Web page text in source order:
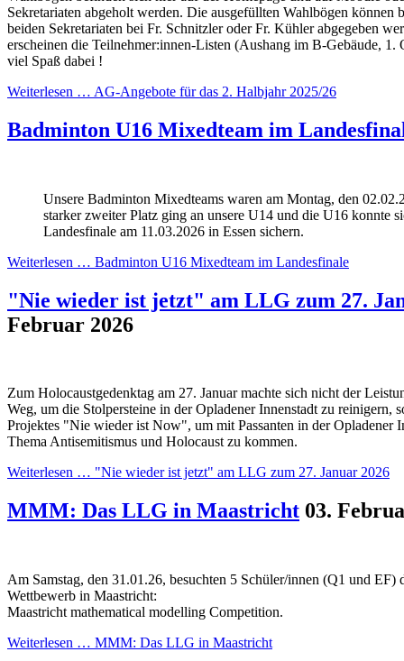
Sekretariaten abgeholt werden. Die ausgefüllten Wahlbögen können
beiden Sekretariaten bei Fr. Schnitzler oder Fr. Kühler abgegeben
erscheinen die Teilnehmer:innen-Listen (Aushang im B-Gebäude,
viel Spaß dabei !
Weiterlesen … AG-Angebote für das 2. Halbjahr 2025/26
Badminton U16 Mixedteam im
Unsere Badminton Mixedteams waren am Montag, den
starker zweiter Platz ging an unsere U14 und die U16 konnte
Landesfinale am 11.03.2026 in Essen sichern.
Weiterlesen … Badminton U16 Mixedteam im Landesfinale
"Nie wieder ist jetzt" am LLG zum 27.
Februar 2026
Zum Holocaustgedenktag am 27. Januar machte sich nicht der
Weg, um die Stolpersteine in der Opladener Innenstadt zu reinigern,
Projektes "Nie wieder ist Now", um mit Passanten in der Opladener
Thema Antisemitismus und Holocaust zu kommen.
Weiterlesen … "Nie wieder ist jetzt" am LLG zum 27. Januar 2026
MMM: Das LLG in Maastricht 03.
Am Samstag, den 31.01.26, besuchten 5 Schüler/innen (Q1 und EF)
Wettbewerb in Maastricht:
Maastricht mathematical modelling Competition.
Weiterlesen … MMM: Das LLG in Maastricht